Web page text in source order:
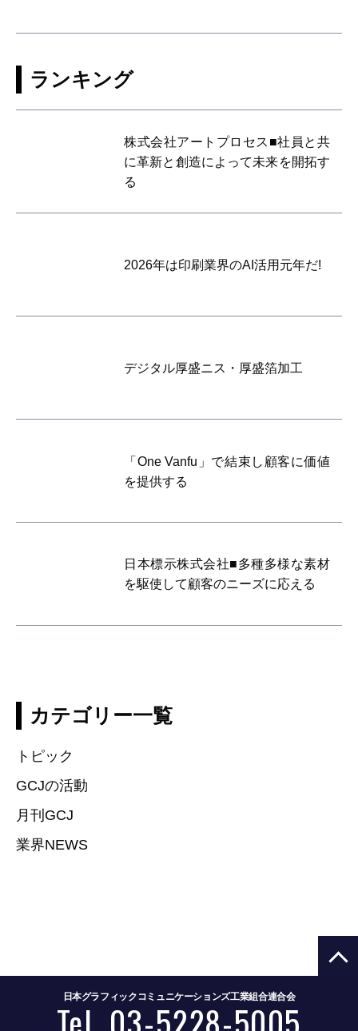
ランキング
株式会社アートプロセス■社員と共
に革新と創造によって未来を開拓す
る
2026年は印刷業界のAI活用元年だ!
デジタル厚盛ニス・厚盛箔加工
「One Vanfu」で結束し顧客に価値
を提供する
日本標示株式会社■多種多様な素材
を駆使して顧客のニーズに応える
カテゴリー一覧
トピック
GCJの活動
月刊GCJ
業界NEWS
日本グラフィックコミュニケーションズ工業組合連合会